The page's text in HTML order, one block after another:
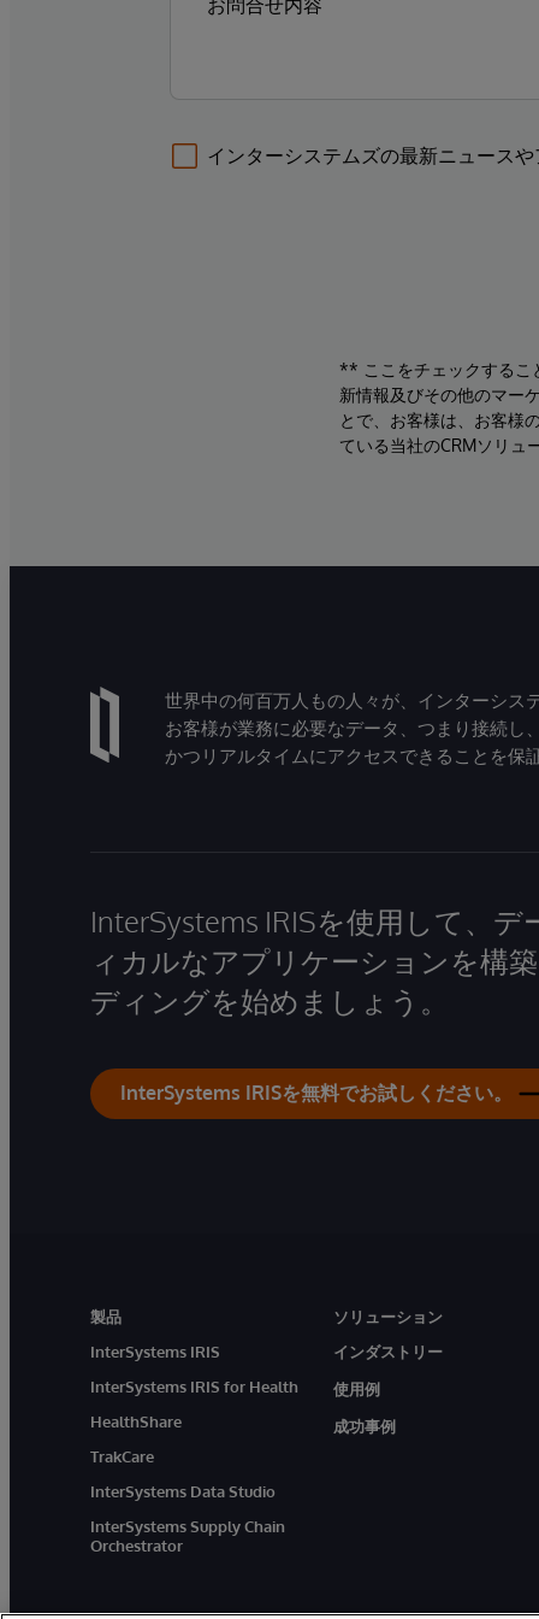
インターシステムズの最新ニュース
** ここをチェックするこ
新情報及びその他のマー
とで、お客様は、お客様
ている当社のCRMソリュ
世界中の何百万人もの人々が、インターシス
お客様が業務に必要なデータ、つまり接続し
かつリアルタイムにアクセスできることを保
InterSystems IRISを使用して、
ィカルなアプリケーションを構
ディングを始めましょう。
InterSystems IRISを無料でお試しください。
製品
InterSystems IRIS
InterSystems IRIS for Health
HealthShare
TrakCare
InterSystems Data Studio
InterSystems Supply Chain
Orchestrator
ソリューション
インダストリー
使用例
成功事例